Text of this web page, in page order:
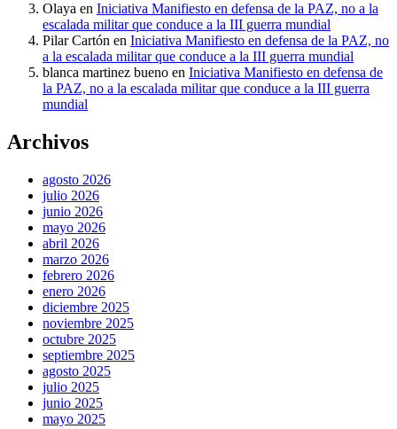
Olaya en Iniciativa Manifiesto en defensa de la PAZ, no a la
escalada militar que conduce a la III guerra mundial
Pilar Cartón en Iniciativa Manifiesto en defensa de la PAZ, no
a la escalada militar que conduce a la III guerra mundial
blanca martinez bueno en Iniciativa Manifiesto en defensa de
la PAZ, no a la escalada militar que conduce a la III guerra
mundial
Archivos
agosto 2026
julio 2026
junio 2026
mayo 2026
abril 2026
marzo 2026
febrero 2026
enero 2026
diciembre 2025
noviembre 2025
octubre 2025
septiembre 2025
agosto 2025
julio 2025
junio 2025
mayo 2025